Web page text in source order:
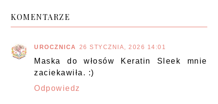
KOMENTARZE
UROCZNICA 26 STYCZNIA, 2026 14:01
Maska do włosów Keratin Sleek mnie
zaciekawiła. :)
Odpowiedz